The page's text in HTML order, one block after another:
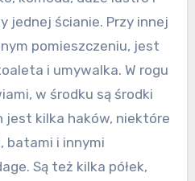
jednej ścianie. Przy innej
pomieszczeniu, jest
i umywalka. W rogu
w środku są środki
jest kilka haków, niektóre
batami i innymi
Są też kilka półek,